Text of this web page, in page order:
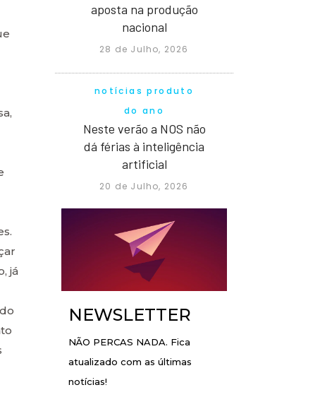
já
aposta na produção
nacional
28 de Julho, 2026
notícias produto
do ano
Neste verão a NOS não
dá férias à inteligência
artificial
20 de Julho, 2026
NEWSLETTER
NÃO PERCAS NADA. Fica
atualizado com as últimas
notícias!